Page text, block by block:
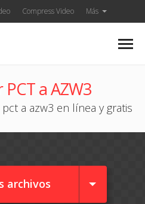
Compress Video Más
a AZW3
a azw3 en línea y gratis
archivos